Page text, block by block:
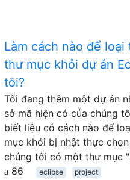
Làm cách nào để loại
thư mục khỏi dự án
tôi?
Tôi đang thêm một dự án
sở mã hiện có của chúng
biết liệu có cách nào để
mục khỏi bị nhật thực
chúng tôi có một thư mục
86
eclipse project